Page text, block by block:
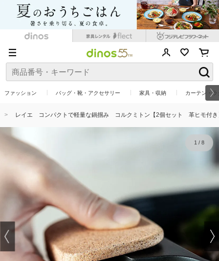
ファッション バッグ・靴・アクセサリー 家具・収納 カーテン・
レイエ コンパクトで軽量な鍋掴み コルクミトン【2個セット 革ヒモ付き
1/ 8